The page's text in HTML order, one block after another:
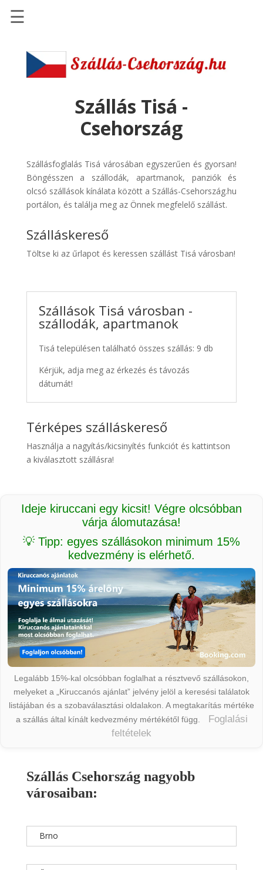
Szállások
Szállásinfo.eu
pénzvisszatérítéssel
Discover
Cars
Kiwi
Taxi
☰
Szállás Tisá -
Csehország
Szállásfoglalás Tisá városában egyszerűen és gyorsan!
Böngésszen a szállodák, apartmanok, panziók és
olcsó szállások kínálata között a Szállás-Csehország.hu
portálon, és találja meg az Önnek megfelelő szállást.
Szálláskereső
Töltse ki az űrlapot és keressen szállást Tisá városban!
Szállások Tisá városban -
szállodák, apartmanok
Tisá településen található összes szállás: 9 db
Kérjük, adja meg az érkezés és távozás
dátumát!
Térképes szálláskereső
Használja a nagyítás/kicsinyítés funkciót és kattintson
a kiválasztott szállásra!
Ideje kiruccani egy kicsit! Végre olcsóbban
várja álomutazása!
💡 Tipp: egyes szállásokon minimum 15%
kedvezmény is elérhető.
Legalább 15%-kal olcsóbban foglalhat a résztvevő szállásokon,
melyeket a „Kiruccanós ajánlat” jelvény jelöl a keresési találatok
listájában és a szobaválasztási oldalakon. A megtakarítás mértéke
a szállás által kínált kedvezmény mértékétől függ.
Foglalási
feltételek
Szállás Csehország nagyobb
városaiban:
Brno